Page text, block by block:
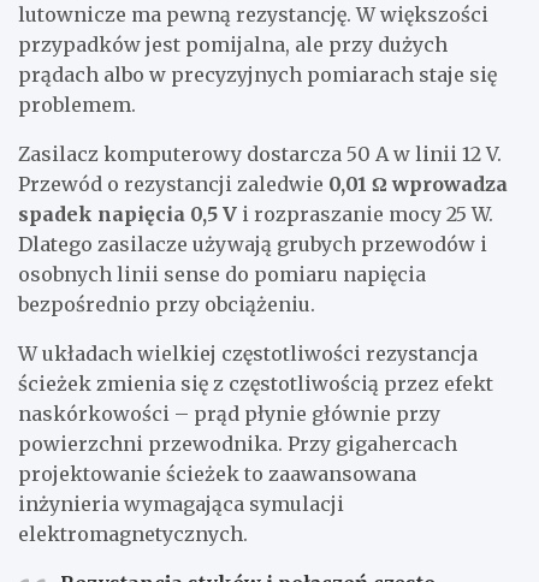
lutownicze ma pewną rezystancję. W większości
przypadków jest pomijalna, ale przy dużych
prądach albo w precyzyjnych pomiarach staje się
problemem.
Zasilacz komputerowy dostarcza 50 A w linii 12 V.
Przewód o rezystancji zaledwie 0,01 Ω wprowadza
spadek napięcia 0,5 V i rozpraszanie mocy 25 W.
Dlatego zasilacze używają grubych przewodów i
osobnych linii sense do pomiaru napięcia
bezpośrednio przy obciążeniu.
W układach wielkiej częstotliwości rezystancja
ścieżek zmienia się z częstotliwością przez efekt
naskórkowości – prąd płynie głównie przy
powierzchni przewodnika. Przy gigahercach
projektowanie ścieżek to zaawansowana
inżynieria wymagająca symulacji
elektromagnetycznych.